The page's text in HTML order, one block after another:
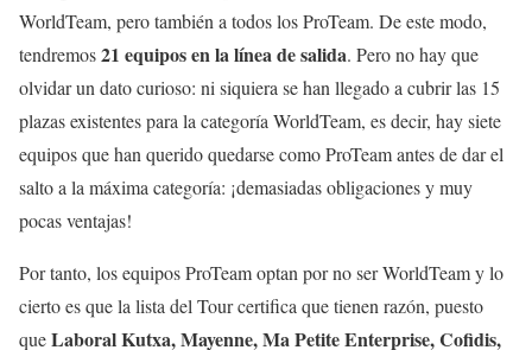
WorldTeam, pero también a todos los ProTeam. De este modo,
tendremos21 equipos en la línea de salida. Pero no hay que
olvidar un dato curioso: ni siquiera se han llegado a cubrir las 15
plazas existentes para la categoría WorldTeam, es decir, hay siete
equipos que han querido quedarse como ProTeam antes de dar el
salto a la máxima categoría: ¡demasiadas obligaciones y muy
pocas ventajas!
Por tanto, los equipos ProTeam optan por no ser WorldTeam y lo
cierto es que la lista del Tour certifica que tienen razón, puesto
queLaboral Kutxa, Mayenne, Ma Petite Enterprise, Cofidis,